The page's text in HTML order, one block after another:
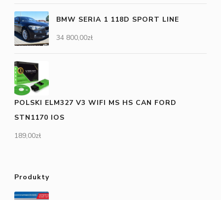
BMW SERIA 1 118D SPORT LINE
34 800,00zł
POLSKI ELM327 V3 WIFI MS HS CAN FORD
STN1170 IOS
189,00zł
Produkty